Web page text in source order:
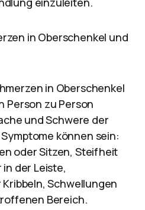
in Oberschenkel und
in Oberschenkel
Person zu Person
und Schwere der
können sein:
oder Sitzen, Steifheit
der Leiste,
Schwellungen
Bereich.